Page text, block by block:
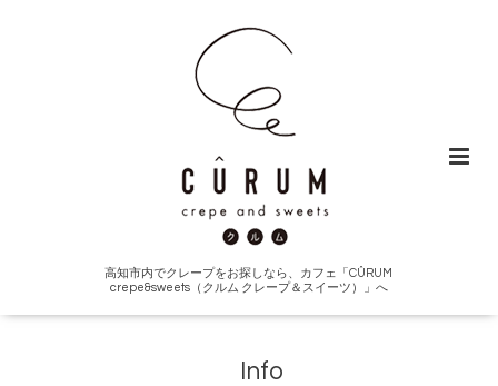
高知市内でクレープをお探しなら、カフェ「CÛRUM
crepe&sweets（クルム クレープ＆スイーツ）」へ
Info